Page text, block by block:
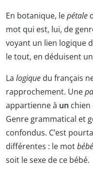
En botanique, lepétale
mot qui est, lui, de
voyant un lien logique
le tout, en déduisent
La logique du français
rapprochement. Une
appartienne à un chien
Genre grammatical et
confondus. C’est
différentes : le motbébé
soit le sexe de ce bébé.